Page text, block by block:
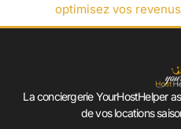
optimisez vos
La conciergerie YourHostHelper
de vos locations